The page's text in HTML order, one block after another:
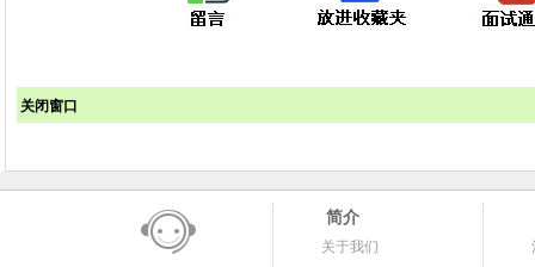
关闭窗口
简介
关于我们